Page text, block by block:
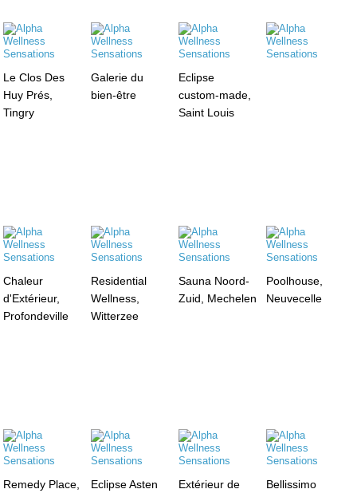
Le Clos Des
Huy Prés,
Tingry
Galerie du
bien-être
Eclipse
custom-made,
Saint Louis
Chaleur
d'Extérieur,
Profondeville
Residential
Wellness,
Witterzee
Sauna Noord-
Zuid, Mechelen
Poolhouse,
Neuvecelle
Remedy Place, Eclipse Asten Extérieur de Bellissimo